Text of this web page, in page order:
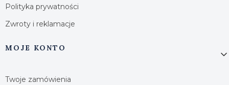
Polityka prywatności
Zwroty i reklamacje
MOJE KONTO
Twoje zamówienia